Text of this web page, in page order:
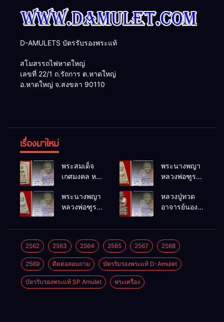
D-AMULETS บัตรรับรองพระแท้
สโมสรรถไฟหาดใหญ่
เลขที่ 22/1 ถ.รัถการ ต.หาดใหญ่
อ.หาดใหญ่ จ.สงขลา 90110
เรื่องมาใหม่
พระสมเด็จ
เกศมงคล หล
โพธิ์นิมิตร
พ.ศ.2512
พระนางพญา
หลวงพ่อฑูรย์
พ.ศ.2512
พระนางพญา
หลวงพ่อฑูรย์
พ.ศ.2512
หลวงปู่ทวด
อาจารย์นอง
พ.ศ.2541
2562 2563 2564 2565 2567 2568
2569 ติดต่อสอบถาม บัตรรับรองพระแท้ D-Amulet
บัตรรับรองพระแท้ SP Amulet พระเครื่อง